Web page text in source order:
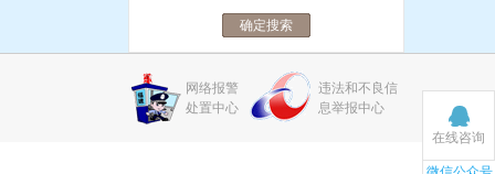
确定搜索
网络报警
处置中心
违法和不良信
息举报中心
在线咨询